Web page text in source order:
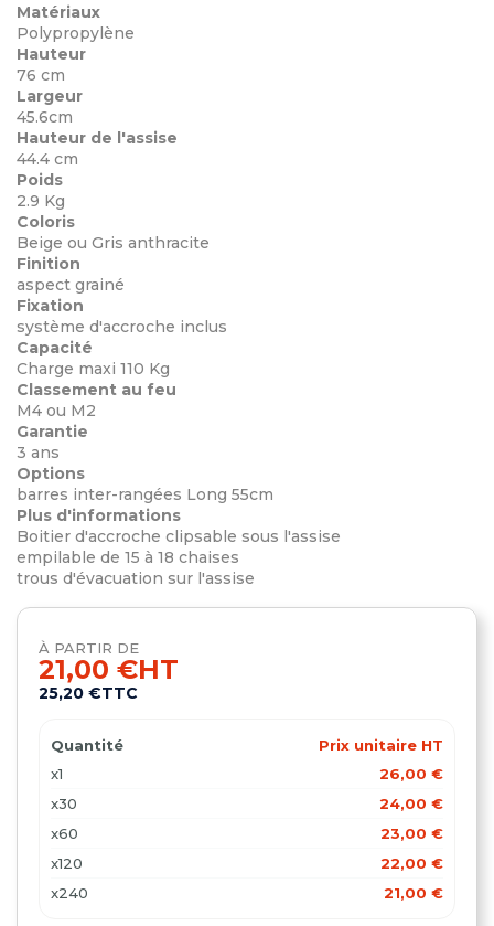
Matériaux
Polypropylène
Hauteur
76 cm
Largeur
45.6cm
Hauteur de l'assise
44.4 cm
Poids
2.9 Kg
Coloris
Beige ou Gris anthracite
Finition
aspect grainé
Fixation
système d'accroche inclus
Capacité
Charge maxi 110 Kg
Classement au feu
M4 ou M2
Garantie
3 ans
Options
barres inter-rangées Long 55cm
Plus d'informations
Boitier d'accroche clipsable sous l'assise
empilable de 15 à 18 chaises
trous d'évacuation sur l'assise
À PARTIR DE
21,00 €HT
25,20 €TTC
Quantité
Prix unitaire HT
x1
26,00 €
x30
24,00 €
x60
23,00 €
x120
22,00 €
x240
21,00 €